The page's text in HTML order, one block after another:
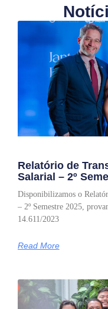
Relatório de
Salarial – 2º
Disponibilizamos o
– 2º Semestre 2025,
14.611/2023
Read More